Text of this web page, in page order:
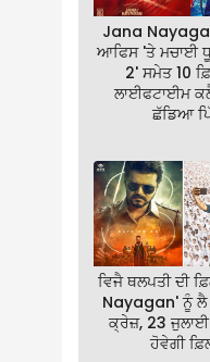
Jana
ਆਫਿਸ 'ਤੇ ਮਚਾਈ
2' ਸਮੇਤ 10
ਲਾਈਫਟਾਈਮ
ਛੱਡਿਆ
ਵਿਜੈ ਥਲਪਤੀ ਦੀ
Nayagan' ਨੂੰ ਲੈ
ਕ੍ਰੇਜ਼, 23 ਜੁਲਾਈ
ਹੋਵੇਗੀ